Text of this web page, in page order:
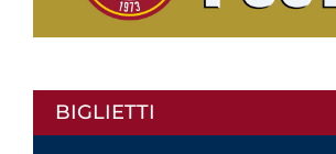
BIGLIETTI